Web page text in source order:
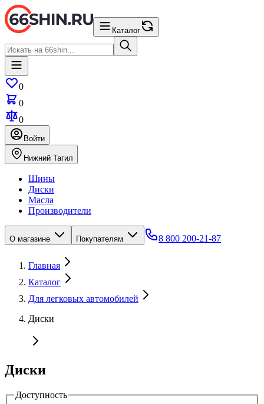
Каталог
0
0
0
Войти
Нижний Тагил
Шины
Диски
Масла
Производители
О магазине Покупателям 8 800 200-21-87
Главная
Каталог
Для легковых автомобилей
Диски
Диски
Доступность